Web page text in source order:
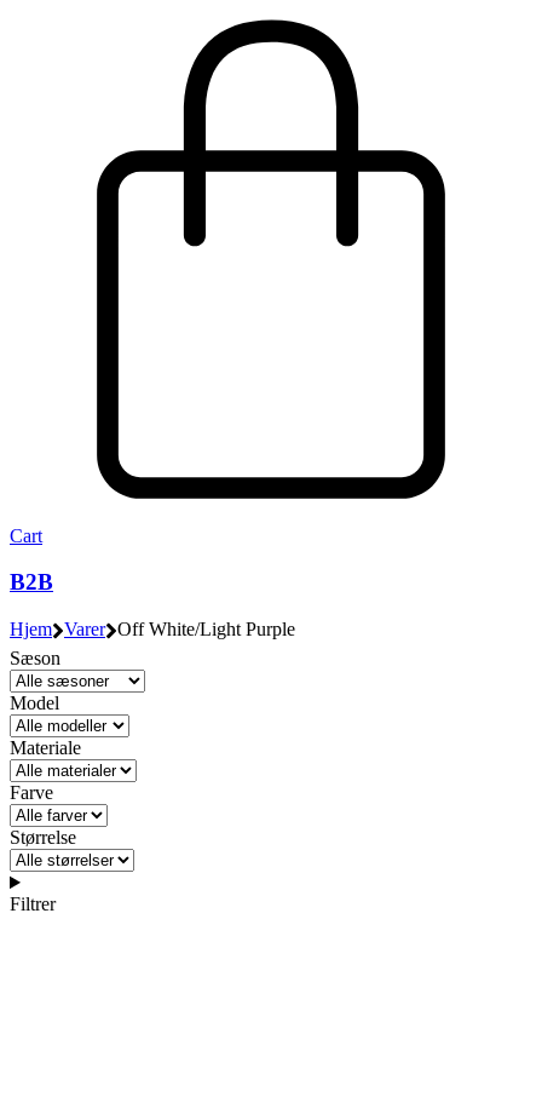
Cart
B2B
Hjem Varer Off White/Light Purple
Sæson
Model
Materiale
Farve
Størrelse
Filtrer